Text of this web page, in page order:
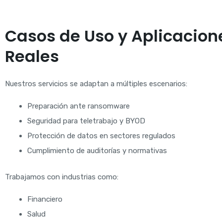
Casos de Uso y
Reales
Nuestros servicios se adaptan a múltiples escenarios:
Preparación ante ransomware
Seguridad para teletrabajo y BYOD
Protección de datos en sectores regulados
Cumplimiento de auditorías y normativas
Trabajamos con industrias como:
Financiero
Salud